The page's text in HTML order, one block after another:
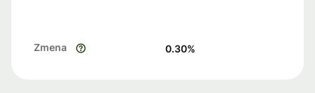
Zmena 0.30%